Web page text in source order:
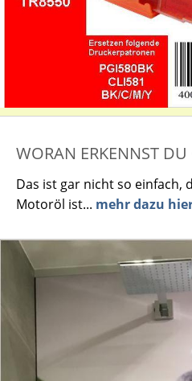
WORAN ERKENNST DU
Das ist gar nicht so einfach,
Motoröl ist... mehr dazu